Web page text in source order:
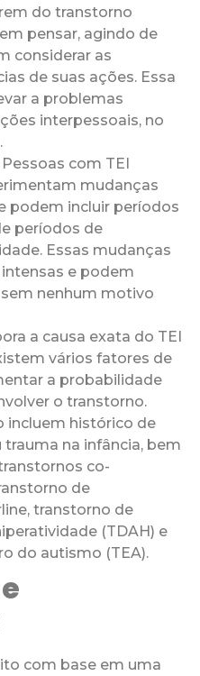
do transtorno
pensar, agindo de
considerar as
de suas ações. Essa
a problemas
interpessoais, no
com TEI
mudanças
podem incluir períodos
períodos de
Essas mudanças
e podem
nenhum motivo
a causa exata do TEI
vários fatores de
a probabilidade
o transtorno.
incluem histórico de
na infância, bem
co-
de
transtorno de
(TDAH) e
do autismo (TEA).
com base em uma